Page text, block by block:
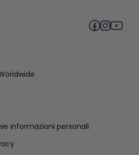
informazioni personali